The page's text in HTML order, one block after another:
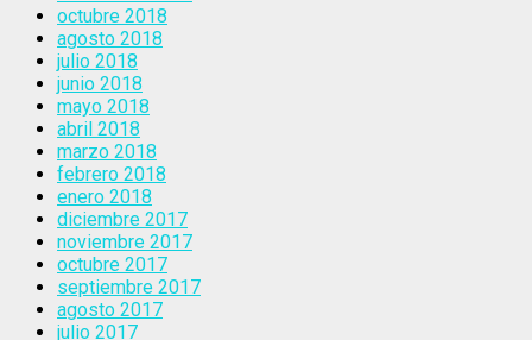
octubre 2018
agosto 2018
julio 2018
junio 2018
mayo 2018
abril 2018
marzo 2018
febrero 2018
enero 2018
diciembre 2017
noviembre 2017
octubre 2017
septiembre 2017
agosto 2017
julio 2017